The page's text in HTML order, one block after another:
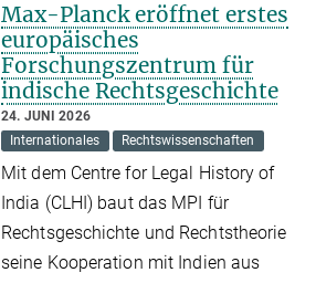
Max-Planck eröffnet erstes
europäisches
Forschungszentrum für
indische Rechtsgeschichte
24. JUNI 2026
Internationales
Rechtswissenschaften
Mit dem Centre for Legal History of
India (CLHI) baut das MPI für
Rechtsgeschichte und Rechtstheorie
seine Kooperation mit Indien aus